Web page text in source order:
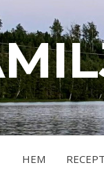
HEM RECEPT